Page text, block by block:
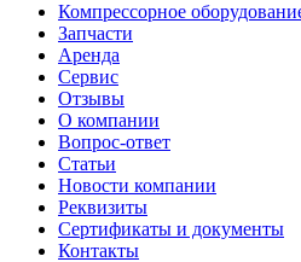
Компрессорное
Запчасти
Аренда
Сервис
Отзывы
О компании
Вопрос-ответ
Статьи
Новости компании
Реквизиты
Сертификаты и документы
Контакты